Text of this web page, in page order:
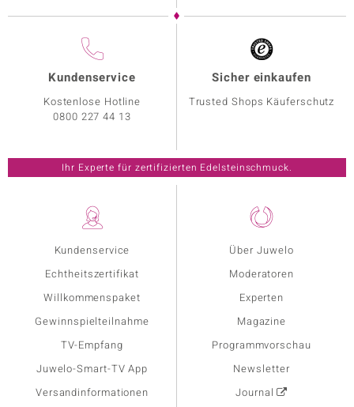
Kundenservice
Echtheitszertifikat
Willkommenspaket
Gewinnspielteilnahme
TV-Empfang
Juwelo-Smart-TV App
Versandinformationen
Über Juwelo
Moderatoren
Experten
Magazine
Programmvorschau
Newsletter
Journal
Kundenservice
Kostenlose Hotline
0800 227 44 13
Sicher einkaufen
Trusted Shops Käuferschutz
Ihr Experte für zertifizierten Edelsteinschmuck.